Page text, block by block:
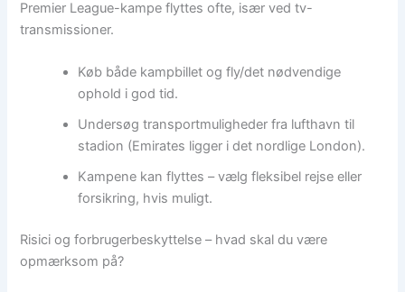
Premier League-kampe flyttes ofte, især ved tv-
transmissioner.
Køb både kampbillet og fly/det nødvendige
ophold i god tid.
Undersøg transportmuligheder fra lufthavn til
stadion (Emirates ligger i det nordlige London).
Kampene kan flyttes – vælg fleksibel rejse eller
forsikring, hvis muligt.
Risici og forbrugerbeskyttelse – hvad skal du være
opmærksom på?